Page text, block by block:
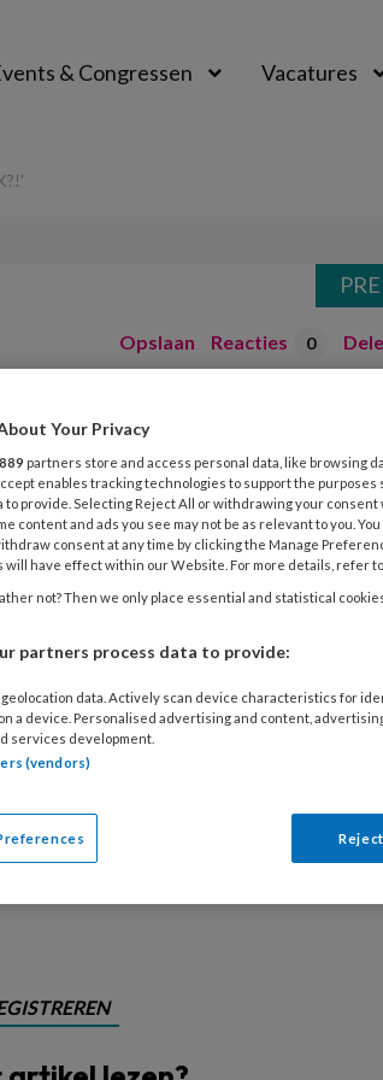
& Congressen Vacatures
Opslaan Reacties 0
Butti – ‘Wie,
oud. Ik vraag hem of hij onze
vallen - lees: tegen de grond
bel niet meer bruikbaar is. Met
op een redelijke verklaring, al
Your Privacy
889 partners store and access personal data, like browsing
enables tracking technologies to support the
to provide. Selecting Reject All or withdrawing your
content and ads you see may not be as relevant to you.
consent at any time by clicking the Manage
will have effect within our Website. For more details, refer to
not? Then we only place essential and statistical
partners process data to provide:
data. Actively scan device characteristics for
a device. Personalised advertising and content,
services development.
(vendors)